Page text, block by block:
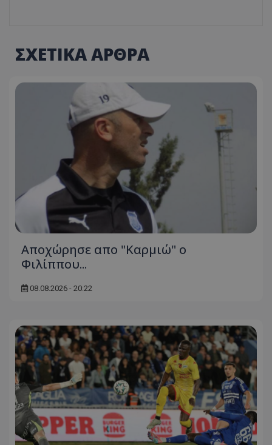
ΣΧΕΤΙΚΑ ΑΡΘΡΑ
Aποχώρησε απο "Καρμιώ" ο
Φιλίππου...
08.08.2026 - 20:22